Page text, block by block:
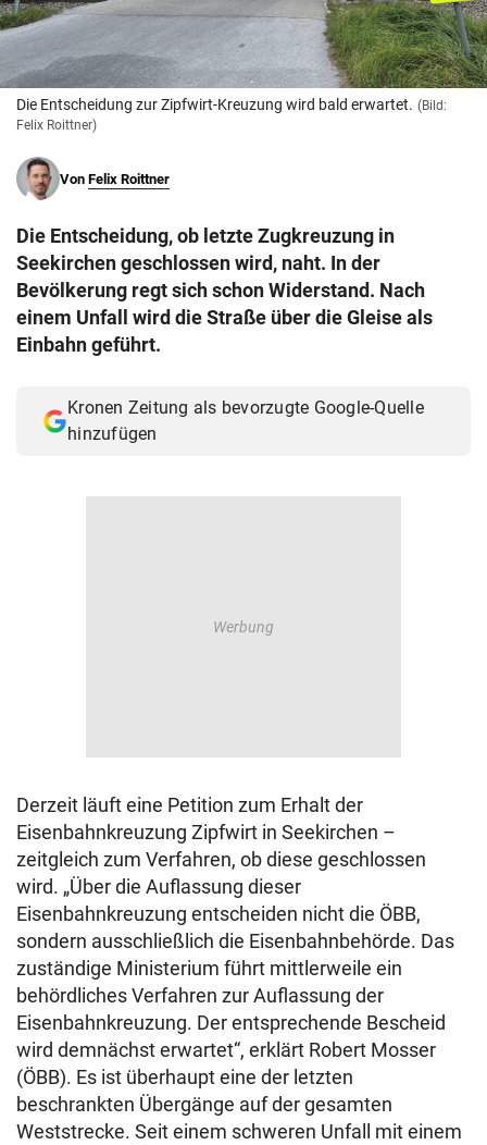
© Krone Multimedia GmbH & Co KG 2026
Muthgasse 2, 1190 Wien
Die Entscheidung zur Zipfwirt-Kreuzung wird bald erwartet. (Bild:
Felix Roittner)
Von Felix Roittner
Die Entscheidung, ob letzte Zugkreuzung in
Seekirchen geschlossen wird, naht. In der
Bevölkerung regt sich schon Widerstand. Nach
einem Unfall wird die Straße über die Gleise als
Einbahn geführt.
Kronen Zeitung als bevorzugte Google-Quelle
hinzufügen
Derzeit läuft eine Petition zum Erhalt der
Eisenbahnkreuzung Zipfwirt in Seekirchen –
zeitgleich zum Verfahren, ob diese geschlossen
wird. „Über die Auflassung dieser
Eisenbahnkreuzung entscheiden nicht die ÖBB,
sondern ausschließlich die Eisenbahnbehörde. Das
zuständige Ministerium führt mittlerweile ein
behördliches Verfahren zur Auflassung der
Eisenbahnkreuzung. Der entsprechende Bescheid
wird demnächst erwartet“, erklärt Robert Mosser
(ÖBB). Es ist überhaupt eine der letzten
beschrankten Übergänge auf der gesamten
Weststrecke. Seit einem schweren Unfall mit einem